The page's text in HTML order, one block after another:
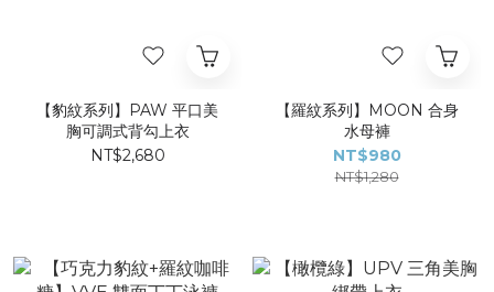
【豹紋系列】PAW 平口美
胸可調式背勾上衣
NT$2,680
【羅紋系列】​MOON 合身
水母褲
NT$980
NT$1,280